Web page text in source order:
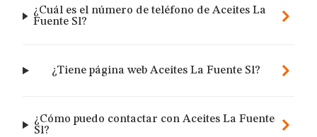
¿Cuál es el número de teléfono de Aceites La
Fuente Sl?
¿Tiene página web Aceites La Fuente Sl?
¿Cómo puedo contactar con Aceites La Fuente
Sl?